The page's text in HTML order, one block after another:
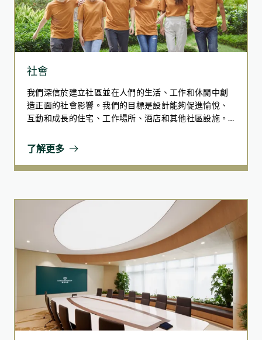
解決方案。
我們認為採用組裝合成建築法（MiC）具有多重優勢，包括減
少碳排放、改善工作環境與工地安全，以及提升建築工程品
質。
東京街瑜悅項目
東涌牽引配電站住宅發展項目
其中，東涌牽引配電站住宅發展項目因採用組裝合成建築法
預計減碳量
5,182 噸二氧化碳當量
=相當於 個香港標準家庭的年度碳
排放量
社會
我們深信於建立社區並在人們的生活、工作和休閒中創
造正面的社會影響。我們的目標是設計能夠促進愉悅、
互動和成長的住宅、工作場所、酒店和其他社區設施。
們致力打造共融空間，支持弱勢群體並促進社會公平。
透過應對社會所面臨的挑戰，我們希望帶來正面的社會
變革，創造可持續、公平和繁榮的環境。我們承諾與社
了解更多